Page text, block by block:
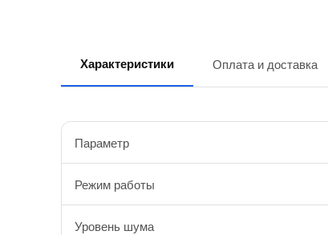
Характеристики Оплата и доставка
Параметр
Режим работы
Уровень шума